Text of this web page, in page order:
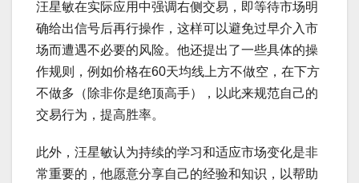
汪星敏在实际应用中强调右侧交易，即等待市场明
确给出信号后再行操作，这样可以避免过早介入市
场而遭遇不必要的风险。他还提出了一些具体的操
作规则，例如价格在60天均线上方不做空，在下方
不做多（除非你是绝顶高手），以此来规范自己的
交易行为，提高胜率。
此外，汪星敏认为持续的学习和适应市场变化是非
常重要的，他愿意分享自己的经验和知识，以帮助